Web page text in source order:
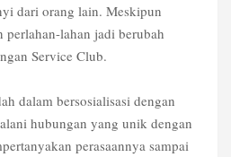
dari orang lain. Meskipun
lahan jadi berubah
Service Club.
dalam bersosialisasi dengan
hubungan yang unik dengan
perasaannya sampai